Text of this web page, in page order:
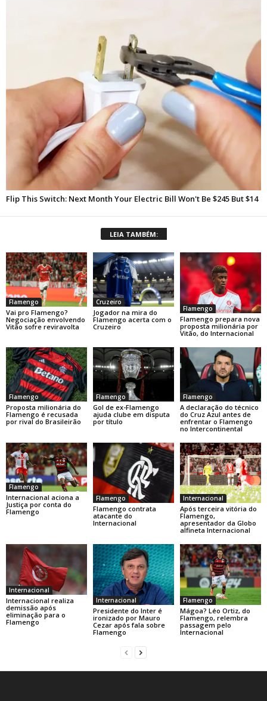
LEIA TAMBÉM:
Flamengo
Vai pro Flamengo?
Negociação envolvendo
Vitão sofre reviravolta
Cruzeiro
Jogador na mira do
Flamengo acerta com o
Cruzeiro
Flamengo
Flamengo prepara nova
proposta milionária por
Vitão, do Internacional
Flamengo
Proposta milionária do
Flamengo é recusada
por rival do Brasileirão
Flamengo
Gol de ex-Flamengo
ajuda clube em disputa
por título
Flamengo
A declaração do técnico
do Cruz Azul antes de
enfrentar o Flamengo
no Intercontinental
Flamengo
Internacional aciona a
Justiça por conta do
Flamengo
Flamengo
Flamengo contrata
atacante do
Internacional
Internacional
Após terceira vitória do
Flamengo,
apresentador da Globo
alfineta Internacional
Internacional
Internacional realiza
demissão após
eliminação para o
Flamengo
Internacional
Presidente do Inter é
ironizado por Mauro
Cezar após fala sobre
Flamengo
Flamengo
Mágoa? Léo Ortiz, do
Flamengo, relembra
passagem pelo
Internacional